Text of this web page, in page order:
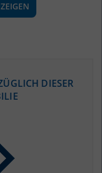
ANZEIGEN
DIESER